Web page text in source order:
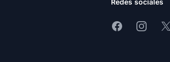
Redes sociales
FacebookInstagram
X